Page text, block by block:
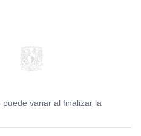
variar al finalizar la